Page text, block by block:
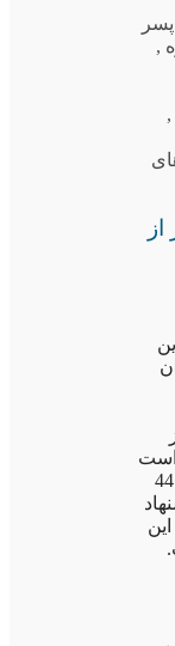
پسر
,
,
از
است
که به خبرنگاران گفته است : 44